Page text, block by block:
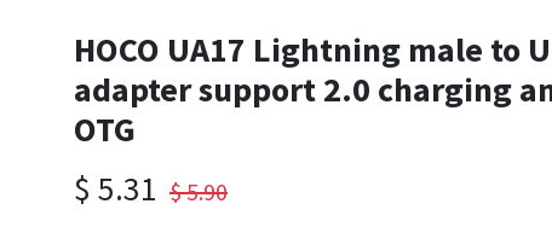
HOCO UA17 Lightning male to
adapter support 2.0 charging
OTG
$ 5.31 $5.90